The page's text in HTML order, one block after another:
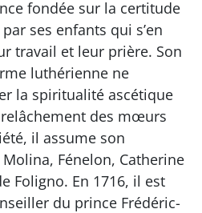
fondée sur la certitude
ses enfants qui s’en
travail et leur prière. Son
luthérienne ne
la spiritualité ascétique
des mœurs
il assume son
Fénelon, Catherine
Foligno. En 1716, il est
du prince Frédéric-